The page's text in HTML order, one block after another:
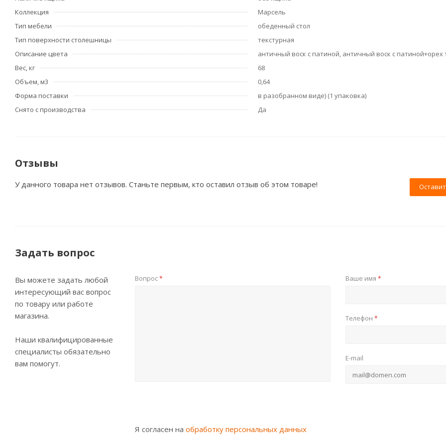
Коллекция
Марсель
Тип мебели
обеденный стол
Тип поверхности столешницы
текстурная
Описание цвета
античный воск с патиной, античный воск с
Вес, кг
68
Объем, м3
0,64
Форма поставки
в разобранном виде) (1 упаковка)
Снято с производства
Да
Отзывы
У данного товара нет отзывов. Станьте первым, кто оставил отзыв об этом товаре!
Задать вопрос
Вы можете задать любой
интересующий вас вопрос
по товару или работе
магазина.
Наши квалифицированные
специалисты обязательно
вам помогут.
Вопрос* Ваше имя *
Телефон *
E-mail
Я согласен наобработку персональных данных